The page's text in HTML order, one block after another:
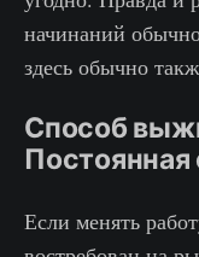
начинаний
здесь обычно
Способ
Если менять